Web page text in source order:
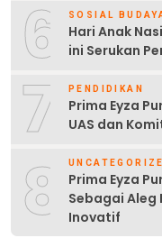
6 SOSIAL
Hari Anak
ini Serukan
7 PENDIDIKAN
Prima Eyza
UAS dan
8
Prima Eyza
Sebagai
Inovatif